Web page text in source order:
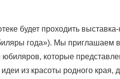
будет проходить
года»). Мы приглашаем
которые
из красоты родного